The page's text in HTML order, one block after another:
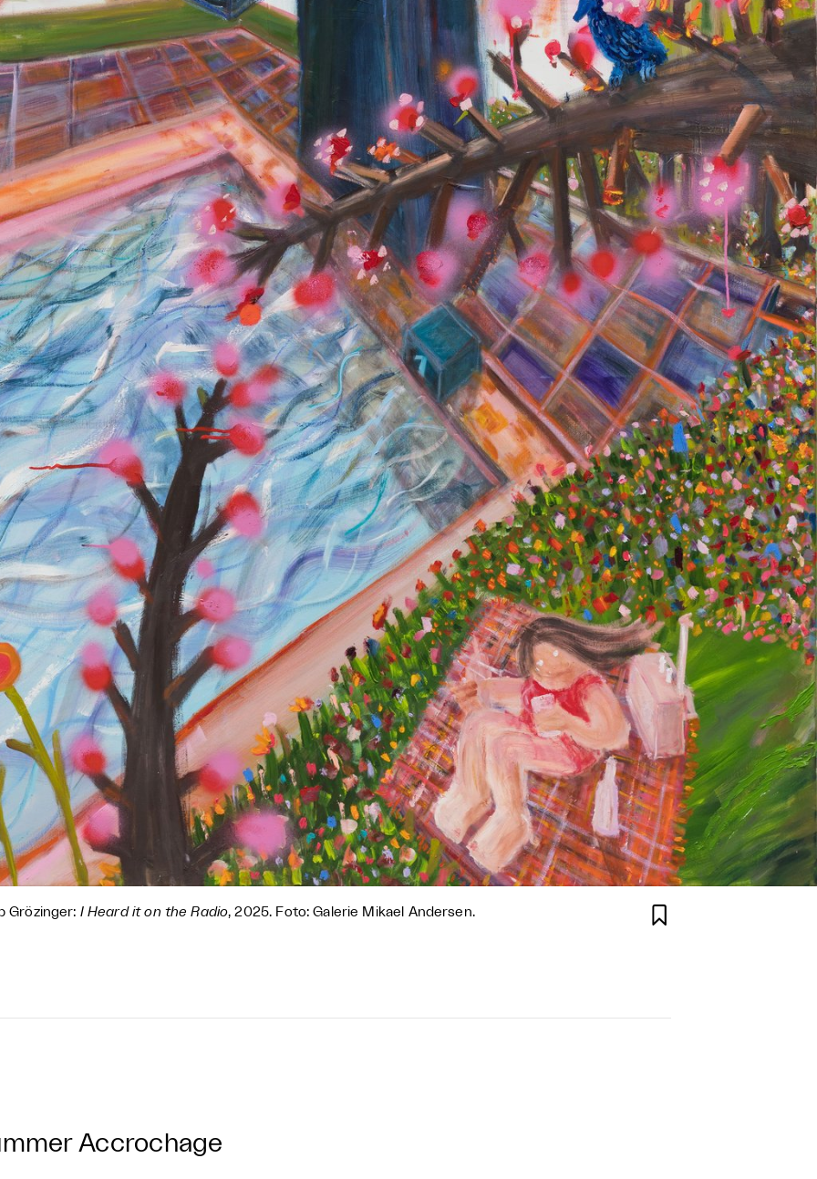
Grözinger: I Heard it on the Radio, 2025. Foto: Galerie Mikael Andersen. 
Accrochage